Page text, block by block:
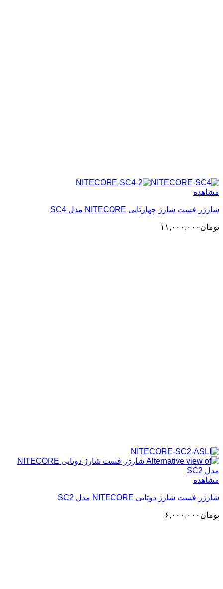
مشاهده
شارژر فست شارژ چهارتایی NITECORE مدل SC4
تومان ۱۱,۰۰۰,۰۰۰
مشاهده
شارژر فست شارژ دوتایی NITECORE مدل SC2
تومان ۶,۰۰۰,۰۰۰